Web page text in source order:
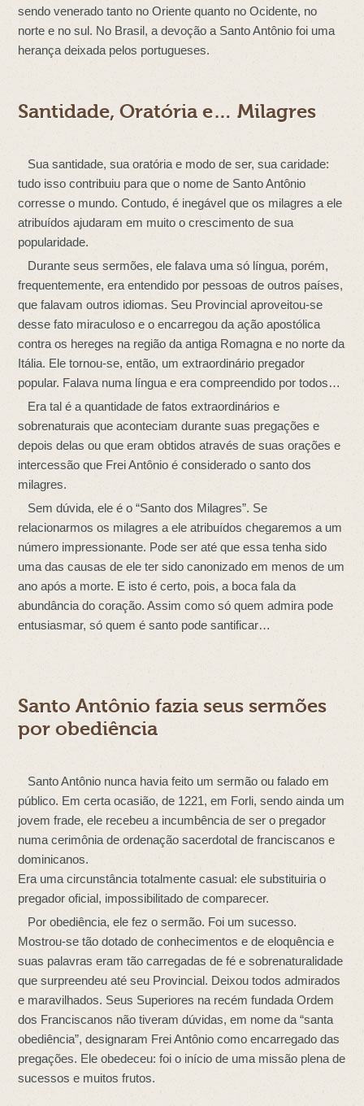
sendo venerado tanto no Oriente quanto no Ocidente, no
norte e no sul. No Brasil, a devoção a Santo Antônio foi uma
herança deixada pelos portugueses.
Santidade, Oratória e… Milagres
Sua santidade, sua oratória e modo de ser, sua caridade:
tudo isso contribuiu para que o nome de Santo Antônio
corresse o mundo. Contudo, é inegável que os milagres a ele
atribuídos ajudaram em muito o crescimento de sua
popularidade.
Durante seus sermões, ele falava uma só língua, porém,
frequentemente, era entendido por pessoas de outros países,
que falavam outros idiomas. Seu Provincial aproveitou-se
desse fato miraculoso e o encarregou da ação apostólica
contra os hereges na região da antiga Romagna e no norte da
Itália. Ele tornou-se, então, um extraordinário pregador
popular. Falava numa língua e era compreendido por todos…
Era tal é a quantidade de fatos extraordinários e
sobrenaturais que aconteciam durante suas pregações e
depois delas ou que eram obtidos através de suas orações e
intercessão que Frei Antônio é considerado o santo dos
milagres.
Sem dúvida, ele é o “Santo dos Milagres”. Se
relacionarmos os milagres a ele atribuídos chegaremos a um
número impressionante. Pode ser até que essa tenha sido
uma das causas de ele ter sido canonizado em menos de um
ano após a morte. E isto é certo, pois, a boca fala da
abundância do coração. Assim como só quem admira pode
entusiasmar, só quem é santo pode santificar…
Santo Antônio fazia seus sermões
por obediência
Santo Antônio nunca havia feito um sermão ou falado em
público. Em certa ocasião, de 1221, em Forli, sendo ainda um
jovem frade, ele recebeu a incumbência de ser o pregador
numa cerimônia de ordenação sacerdotal de franciscanos e
dominicanos.
Era uma circunstância totalmente casual: ele substituiria o
pregador oficial, impossibilitado de comparecer.
Por obediência, ele fez o sermão. Foi um sucesso.
Mostrou-se tão dotado de conhecimentos e de eloquência e
suas palavras eram tão carregadas de fé e sobrenaturalidade
que surpreendeu até seu Provincial. Deixou todos admirados
e maravilhados. Seus Superiores na recém fundada Ordem
dos Franciscanos não tiveram dúvidas, em nome da “santa
obediência”, designaram Frei Antônio como encarregado das
pregações. Ele obedeceu: foi o início de uma missão plena de
sucessos e muitos frutos.